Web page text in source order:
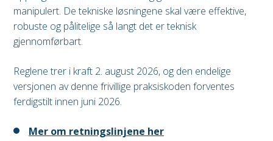
manipulert. De tekniske løsningene skal være effektive,
robuste og pålitelige så langt det er teknisk
gjennomførbart.
Reglene trer i kraft 2. august 2026, og den endelige
versjonen av denne frivillige praksiskoden forventes
ferdigstilt innen juni 2026.
Mer om retningslinjene her